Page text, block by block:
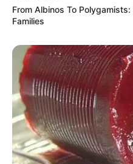
From Albinos To
Families